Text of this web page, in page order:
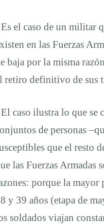
Es el caso de un militar
en las Fuerzas
baja por la misma
retiro definitivo de sus
El caso ilustra lo que
de personas
que el resto
las Fuerzas Armadas
porque la mayor
y 39 años (etapa de
soldados viajan